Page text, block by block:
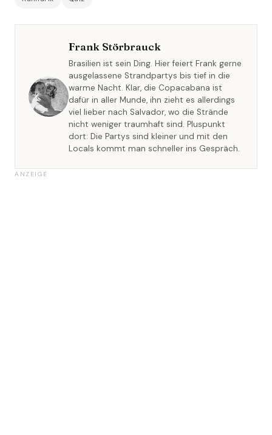
Frank Störbrauck
Brasilien ist sein Ding. Hier feiert Frank gerne
ausgelassene Strandpartys bis tief in die
warme Nacht. Klar, die Copacabana ist
dafür in aller Munde, ihn zieht es allerdings
viel lieber nach Salvador, wo die Strände
nicht weniger traumhaft sind. Pluspunkt
dort: Die Partys sind kleiner und mit den
Locals kommt man schneller ins Gespräch.
ANZEIGE